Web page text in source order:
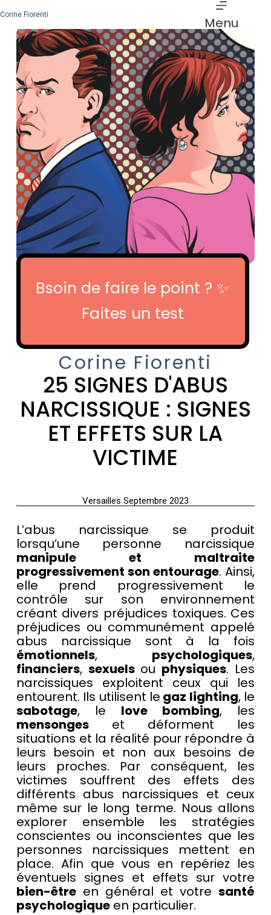
Corine Fiorenti
Menu
Troubles de la personnalité
Bsoin de faire le point ? ✨
Faites un test
Corine Fiorenti
25 SIGNES D'ABUS
NARCISSIQUE : SIGNES
ET EFFETS SUR LA
VICTIME
Versailles Septembre 2023
L’abus narcissique se produit
lorsqu’une personne narcissique
manipule et maltraite
progressivement son entourage. Ainsi,
elle prend progressivement le
contrôle sur son environnement
créant divers préjudices toxiques. Ces
préjudices ou communément appelé
abus narcissique sont à la fois
émotionnels, psychologiques,
financiers, sexuelsou physiques. Les
narcissiques exploitent ceux qui les
entourent. Ils utilisent le gaz lighting, le
sabotage, le love bombing, les
mensongeset déforment les
situations et la réalité pour répondre à
leurs besoin et non aux besoins de
leurs proches. Par conséquent, les
victimes souffrent des effets des
différents abus narcissiques et ceux
même sur le long terme. Nous allons
explorer ensemble les stratégies
conscientes ou inconscientes que les
personnes narcissiques mettent en
place. Afin que vous en repériez les
éventuels signes et effets sur votre
bien-êtreen général et votresanté
psychologiqueen particulier.